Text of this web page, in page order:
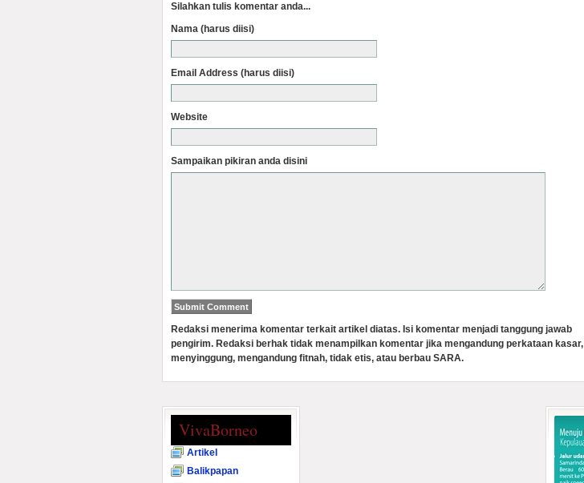
Silahkan tulis komentar anda...
Nama (harus diisi)
Email Address (harus diisi)
Website
Sampaikan pikiran anda disini
Redaksi menerima komentar terkait artikel diatas. Isi komentar menjadi tanggung jawab
pengirim. Redaksi berhak tidak menampilkan komentar jika mengandung perkataan kasar,
menyinggung, mengandung fitnah, tidak etis, atau berbau SARA.
VivaBorneo
Artikel
Balikpapan